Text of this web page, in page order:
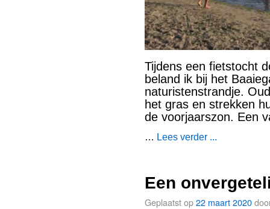
Tijdens een fietstocht
beland ik bij het
naturistenstrandje.
het gras en strekken
de voorjaarszon. Een
… Lees verder ...
Een
Geplaatst op22 maart 2020